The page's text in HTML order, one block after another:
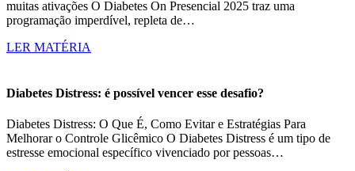
muitas ativações O Diabetes On Presencial 2025 traz uma
programação imperdível, repleta de…
LER MATÉRIA
Diabetes Distress: é possível vencer esse desafio?
Diabetes Distress: O Que É, Como Evitar e Estratégias Para
Melhorar o Controle Glicêmico O Diabetes Distress é um tipo de
estresse emocional específico vivenciado por pessoas…